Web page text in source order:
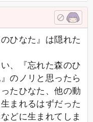
ひなた』は隠れた
、『忘れた森のひ
のノリと思ったら
たひなた、他の動
まれるはずだった
どに生まれてしま